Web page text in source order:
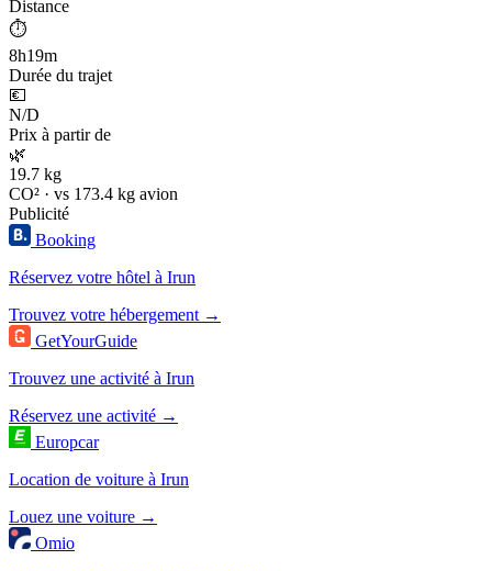
Distance
⏱️
8h19m
Durée du trajet
💶
N/D
Prix à partir de
🌿
19.7 kg
CO² · vs 173.4 kg avion
Publicité
Booking
Réservez votre hôtel à Irun
Trouvez votre hébergement →
GetYourGuide
Trouvez une activité à Irun
Réservez une activité →
Europcar
Location de voiture à Irun
Louez une voiture →
Omio